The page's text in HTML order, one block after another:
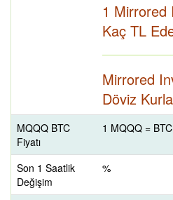
1 Mirrored
Kaç TL
Mirrored
Döviz
MQQQ BTC
Fiyatı
1 MQQQ = BTC
Son 1 Saatlik
Değişim
%